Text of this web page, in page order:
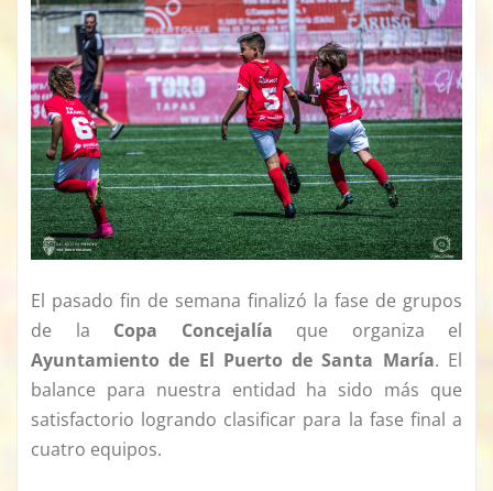
El pasado fin de semana finalizó la fase de grupos
de la Copa Concejalía que organiza el
Ayuntamiento de El Puerto de Santa María. El
balance para nuestra entidad ha sido más que
satisfactorio logrando clasificar para la fase final a
cuatro equipos.